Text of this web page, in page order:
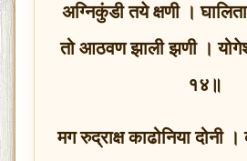
अग्निकुंडी तये क्षणी ।
तो आठवण झाली झणी ।
१४॥
मग रुद्राक्ष काढोनिया दोनी ।